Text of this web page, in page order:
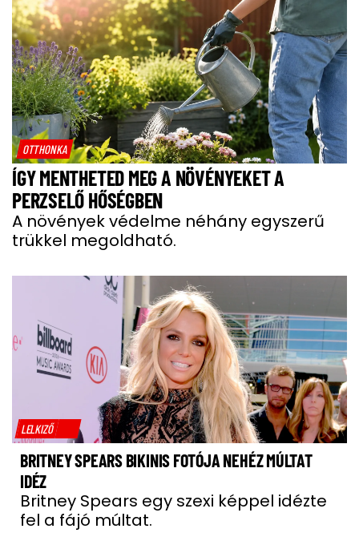
OTTHONKA
ÍGY MENTHETED MEG A NÖVÉNYEKET A
PERZSELŐ HŐSÉGBEN
A növények védelme néhány egyszerű
trükkel megoldható.
LELKIZŐ
BRITNEY SPEARS BIKINIS FOTÓJA NEHÉZ MÚLTAT
IDÉZ
Britney Spears egy szexi képpel idézte
fel a fájó múltat.